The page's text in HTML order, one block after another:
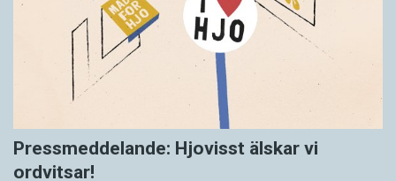
Pressmeddelande: Hjovisst älskar vi
ordvitsar!